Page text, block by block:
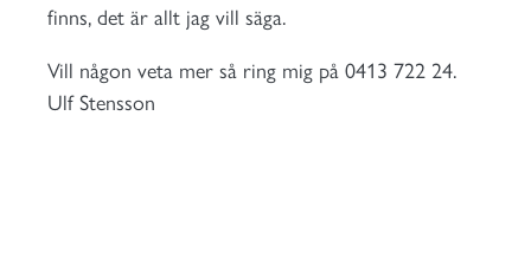
finns, det är allt jag vill säga.
Vill någon veta mer så ring mig på 0413 722 24.
Ulf Stensson